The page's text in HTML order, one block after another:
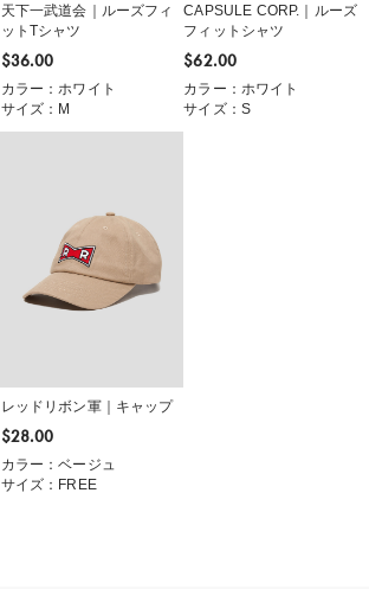
天下一武道会｜ルーズフィ
ットTシャツ
$‌36.00
カラー：ホワイト
サイズ：M
CAPSULE CORP.｜ルーズ
フィットシャツ
$‌62.00
カラー：ホワイト
サイズ：S
レッドリボン軍｜キャップ
$‌28.00
カラー：ベージュ
サイズ：FREE